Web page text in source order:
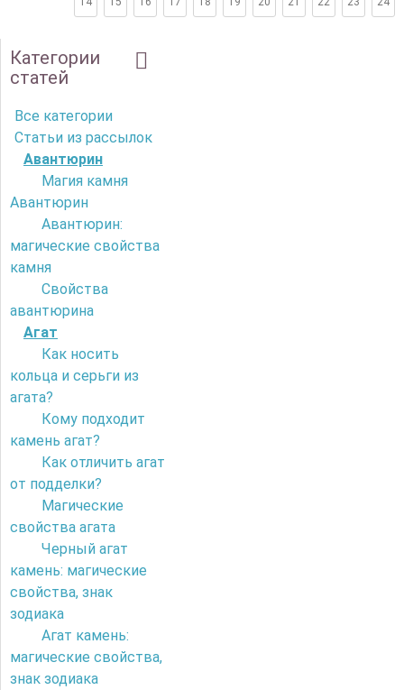
Категории
статей
Все категории
Статьи из рассылок
Авантюрин
Магия камня
Авантюрин
Авантюрин:
магические свойства
камня
Свойства
авантюрина
Агат
Как носить
кольца и серьги из
агата?
Кому подходит
камень агат?
Как отличить агат
от подделки?
Магические
свойства агата
Черный агат
камень: магические
свойства, знак
зодиака
Агат камень:
магические свойства,
знак зодиака